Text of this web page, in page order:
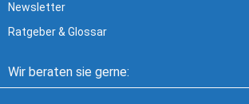
Newsletter
Ratgeber & Glossar
Wir beraten sie gerne: